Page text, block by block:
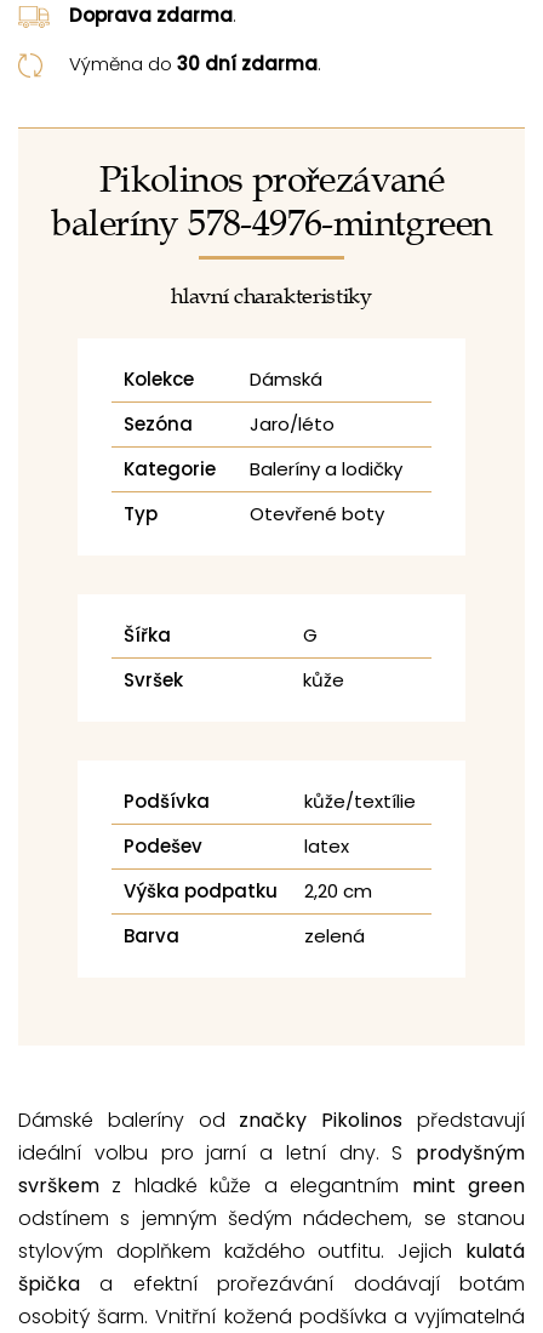
Doprava zdarma.
Výměna do 30 dní zdarma.
Pikolinos prořezávané
baleríny 578-4976-mintgreen
hlavní charakteristiky
Kolekce
Dámská
Sezóna
Jaro/léto
Kategorie
Baleríny a lodičky
Typ
Otevřené boty
Šířka
G
Svršek
kůže
Podšívka
kůže/textílie
Podešev
latex
Výška podpatku
2,20 cm
Barva
zelená
Dámské baleríny od značky Pikolinos představují
ideální volbu pro jarní a letní dny. S prodyšným
svrškem z hladké kůže a elegantním mint green
odstínem s jemným šedým nádechem, se stanou
stylovým doplňkem každého outfitu. Jejich kulatá
špička a efektní prořezávání dodávají botám
osobitý šarm. Vnitřní kožená podšívka a vyjímatelná